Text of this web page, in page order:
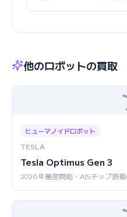
他のロボットの買取
ヒューマノイドロボット
TESLA
Tesla Optimus Gen 3
2026年量産開始・AI5チップ搭